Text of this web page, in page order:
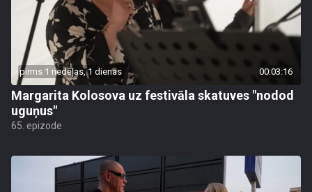
pirms 1 nedēļas, 1 dienas 00:03:16
Margarita Kolosova uz festivāla skatuves "nodod
uguņus"
65. epizode